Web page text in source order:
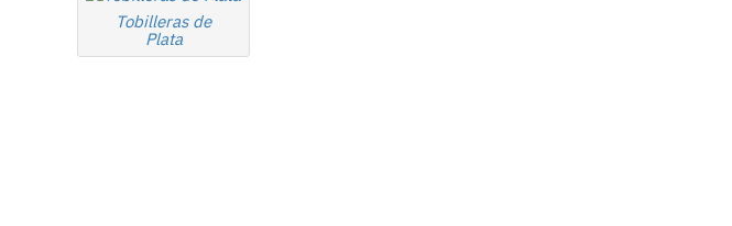
Tobilleras de
Plata